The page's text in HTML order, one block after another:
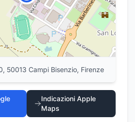
50013 Campi Bisenzio, Firenze
Indicazioni Apple
Maps